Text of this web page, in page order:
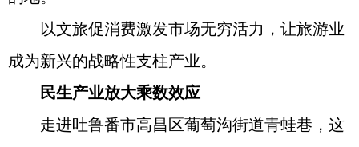
以文旅促消费激发市场无穷活力，让旅游业
成为新兴的战略性支柱产业。
民生产业放大乘数效应
走进吐鲁番市高昌区葡萄沟街道青蛙巷，这